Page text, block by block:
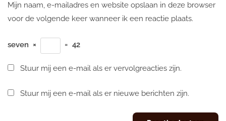
Mijn naam, e-mailadres en website opslaan in deze browser
voor de volgende keer wanneer ik een reactie plaats.
seven × = 42
Stuur mij een e-mail als er vervolgreacties zijn.
Stuur mij een e-mail als er nieuwe berichten zijn.